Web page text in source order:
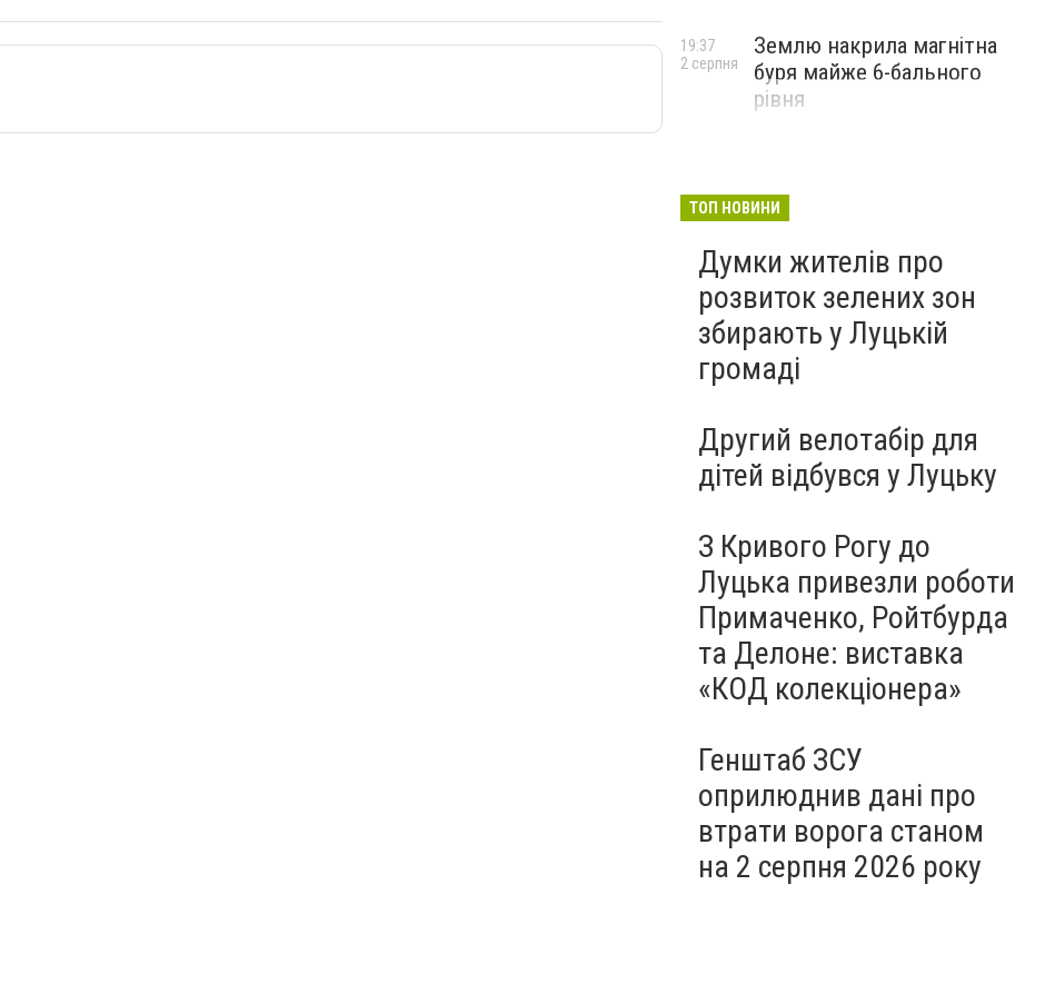
Землю накрила магнітна
буря майже 6-бального
рівня
19:37
2 серпня
ТОП НОВИНИ
Думки жителів про
розвиток зелених зон
збирають у Луцькій
громаді
Другий велотабір для
дітей відбувся у Луцьку
З Кривого Рогу до
Луцька привезли роботи
Примаченко, Ройтбурда
та Делоне: виставка
«КОД колекціонера»
Генштаб ЗСУ
оприлюднив дані про
втрати ворога станом
на 2 серпня 2026 року